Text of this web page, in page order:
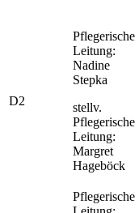
D2
Pflegerische
Leitung:
Nadine
Stepka
stellv.
Pflegerische
Leitung:
Margret
Hageböck
Pflegerische